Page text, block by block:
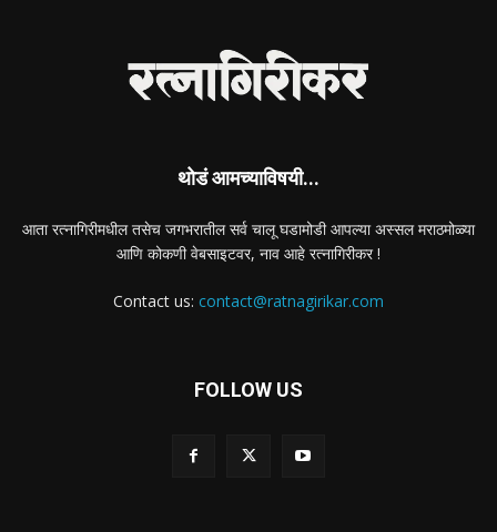
थोडं आमच्याविषयी...
आता रत्नागिरीमधील तसेच जगभरातील सर्व चालू घडामोडी आपल्या अस्सल मराठमोळ्या
आणि कोकणी वेबसाइटवर, नाव आहे रत्नागिरीकर !
Contact us: contact@ratnagirikar.com
FOLLOW US